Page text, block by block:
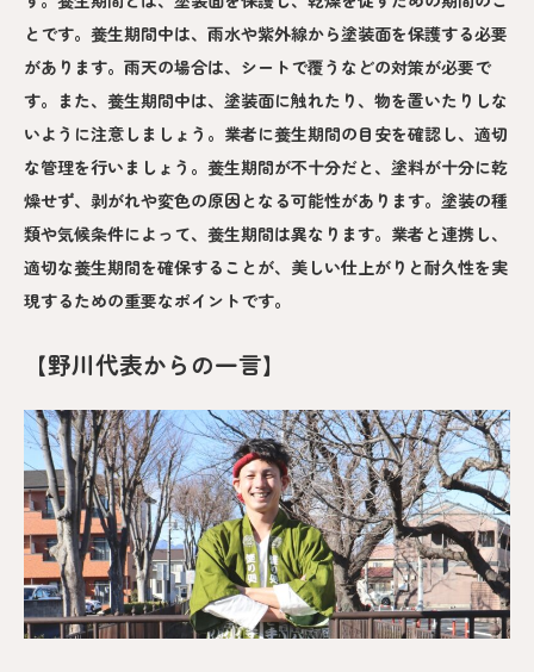
とです。養生期間中は、雨水や紫外線から塗装面を保護する必要
があります。雨天の場合は、シートで覆うなどの対策が必要で
す。また、養生期間中は、塗装面に触れたり、物を置いたりしな
いように注意しましょう。業者に養生期間の目安を確認し、適切
な管理を行いましょう。養生期間が不十分だと、塗料が十分に乾
燥せず、剥がれや変色の原因となる可能性があります。塗装の種
類や気候条件によって、養生期間は異なります。業者と連携し、
適切な養生期間を確保することが、美しい仕上がりと耐久性を実
現するための重要なポイントです。
【野川代表からの一言】